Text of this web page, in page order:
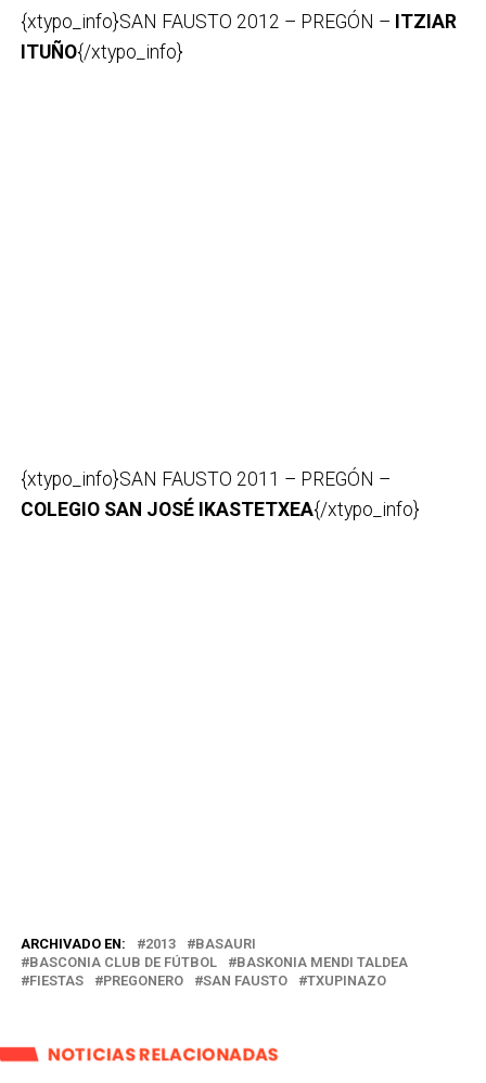
{xtypo_info}SAN FAUSTO 2012 – PREGÓN – ITZIAR
ITUÑO{/xtypo_info}
{xtypo_info}SAN FAUSTO 2011 – PREGÓN –
COLEGIO SAN JOSÉ IKASTETXEA{/xtypo_info}
ARCHIVADO EN: 2013
BASAURI
BASCONIA CLUB DE FÚTBOL
BASKONIA MENDI TALDEA
FIESTAS
PREGONERO SAN FAUSTO TXUPINAZO
NOTICIAS RELACIONADAS